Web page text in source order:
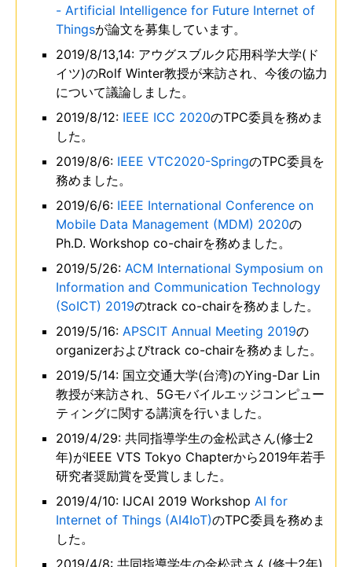
- Artificial Intelligence for Future Internet of
Thingsが論文を募集しています。
2019/8/13,14: アウグスブルク応用科学大学(ド
イツ)のRolf Winter教授が来訪され、今後の協力
について議論しました。
2019/8/12: IEEE ICC 2020のTPC委員を務めま
した。
2019/8/6: IEEE VTC2020-SpringのTPC委員を
務めました。
2019/6/6: IEEE International Conference on
Mobile Data Management (MDM) 2020の
Ph.D. Workshop co-chairを務めました。
2019/5/26: ACM International Symposium on
Information and Communication Technology
(SoICT) 2019のtrack co-chairを務めました。
2019/5/16: APSCIT Annual Meeting 2019の
organizerおよびtrack co-chairを務めました。
2019/5/14: 国立交通大学(台湾)のYing-Dar Lin
教授が来訪され、5Gモバイルエッジコンピュー
ティングに関する講演を行いました。
2019/4/29: 共同指導学生の金松武さん(修士2
年)がIEEE VTS Tokyo Chapterから2019年若手
研究者奨励賞を受賞しました。
2019/4/10: IJCAI 2019 Workshop AI for
Internet of Things (AI4IoT)のTPC委員を務めま
した。
2019/4/8: 共同指導学生の金松武さん(修士2年)